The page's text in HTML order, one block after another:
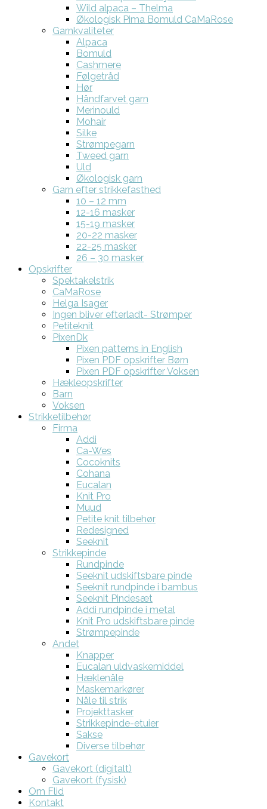
Wild alpaca – Thelma
Økologisk Pima Bomuld CaMaRose
Garnkvaliteter
Alpaca
Bomuld
Cashmere
Følgetråd
Hør
Håndfarvet garn
Merinould
Mohair
Silke
Strømpegarn
Tweed garn
Uld
Økologisk garn
Garn efter strikkefasthed
10 – 12 mm
12-16 masker
15-19 masker
20-22 masker
22-25 masker
26 – 30 masker
Opskrifter
Spektakelstrik
CaMaRose
Helga Isager
Ingen bliver efterladt- Strømper
Petiteknit
PixenDk
Pixen patterns in English
Pixen PDF opskrifter Børn
Pixen PDF opskrifter Voksen
Hækleopskrifter
Barn
Voksen
Strikketilbehør
Firma
Addi
Ca-Wes
Cocoknits
Cohana
Eucalan
Knit Pro
Muud
Petite knit tilbehør
Redesigned
Seeknit
Strikkepinde
Rundpinde
Seeknit udskiftsbare pinde
Seeknit rundpinde i bambus
Seeknit Pindesæt
Addi rundpinde i metal
Knit Pro udskiftsbare pinde
Strømpepinde
Andet
Knapper
Eucalan uldvaskemiddel
Hæklenåle
Maskemarkører
Nåle til strik
Projekttasker
Strikkepinde-etuier
Sakse
Diverse tilbehør
Gavekort
Gavekort (digitalt)
Gavekort (fysisk)
Om Flid
Kontakt